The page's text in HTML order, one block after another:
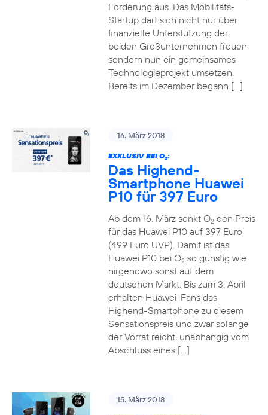
Förderung aus. Das Mobilitäts-
Startup darf sich nicht nur über
finanzielle Unterstützung der
beiden Großunternehmen freuen,
sondern nun ein gemeinsames
Technologieprojekt umsetzen.
Bereits im Dezember begann […]
16. März 2018
EXKLUSIV BEI O2:
Das Highend-
Smartphone Huawei
P10 für 397 Euro
Ab dem 16. März senkt O2den Preis
für das Huawei P10 auf 397 Euro
(499 Euro UVP). Damit ist das
Huawei P10 bei O2so günstig wie
nirgendwo sonst auf dem
deutschen Markt. Bis zum 3. April
erhalten Huawei-Fans das
Highend-Smartphone zu diesem
Sensationspreis und zwar solange
der Vorrat reicht, unabhängig vom
Abschluss eines […]
15. März 2018